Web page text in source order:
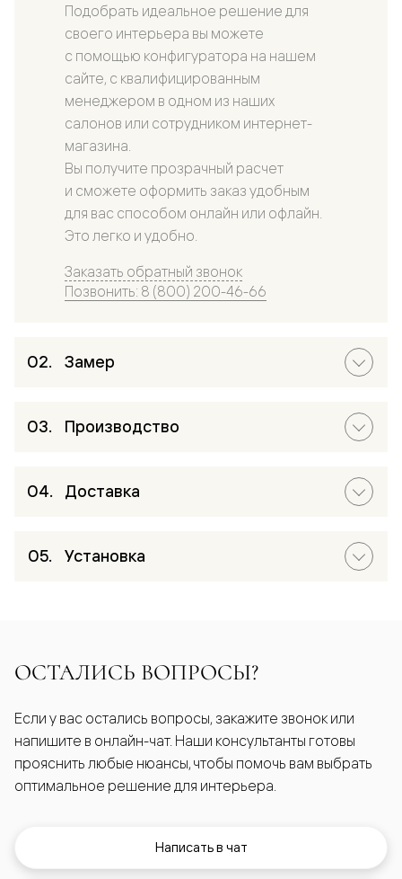
Подобрать идеальное решение для
своего интерьера вы можете
с помощью конфигуратора на нашем
сайте, с квалифицированным
менеджером в одном из наших
салонов или сотрудником интернет-
магазина.
Вы получите прозрачный расчет
и сможете оформить заказ удобным
для вас способом онлайн или офлайн.
Это легко и удобно.
Заказать обратный звонок
Позвонить: 8 (800) 200-46-66
Замер
Производство
Доставка
Установка
ОСТАЛИСЬ ВОПРОСЫ?
Если у вас остались вопросы, закажите звонок или
напишите в онлайн-чат. Наши консультанты готовы
прояснить любые нюансы, чтобы помочь вам выбрать
оптимальное решение для интерьера.
Написать в чат